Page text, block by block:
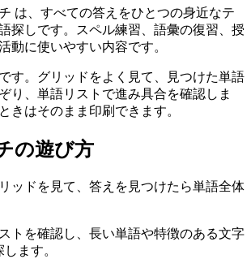
は、すべての答えをひとつの身近なテ
探しです。スペル練習、語彙の復習、授
動に使いやすい内容です。
す。グリッドをよく見て、見つけた単語
り、単語リストで進み具合を確認しま
きはそのまま印刷できます。
の遊び方
ッドを見て、答えを見つけたら単語全体
トを確認し、長い単語や特徴のある文字
ます。